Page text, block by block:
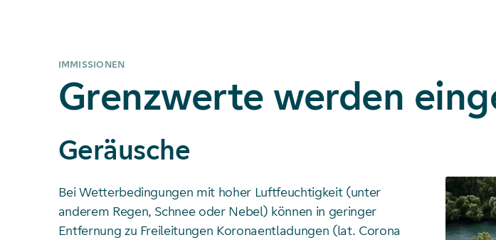
IMMISSIONEN
Grenzwerte werden
Geräusche
Bei Wetterbedingungen mit hoher Luftfeuchtigkeit (unter
anderem Regen, Schnee oder Nebel) können in geringer
Entfernung zu Freileitungen Koronaentladungen (lat. Corona